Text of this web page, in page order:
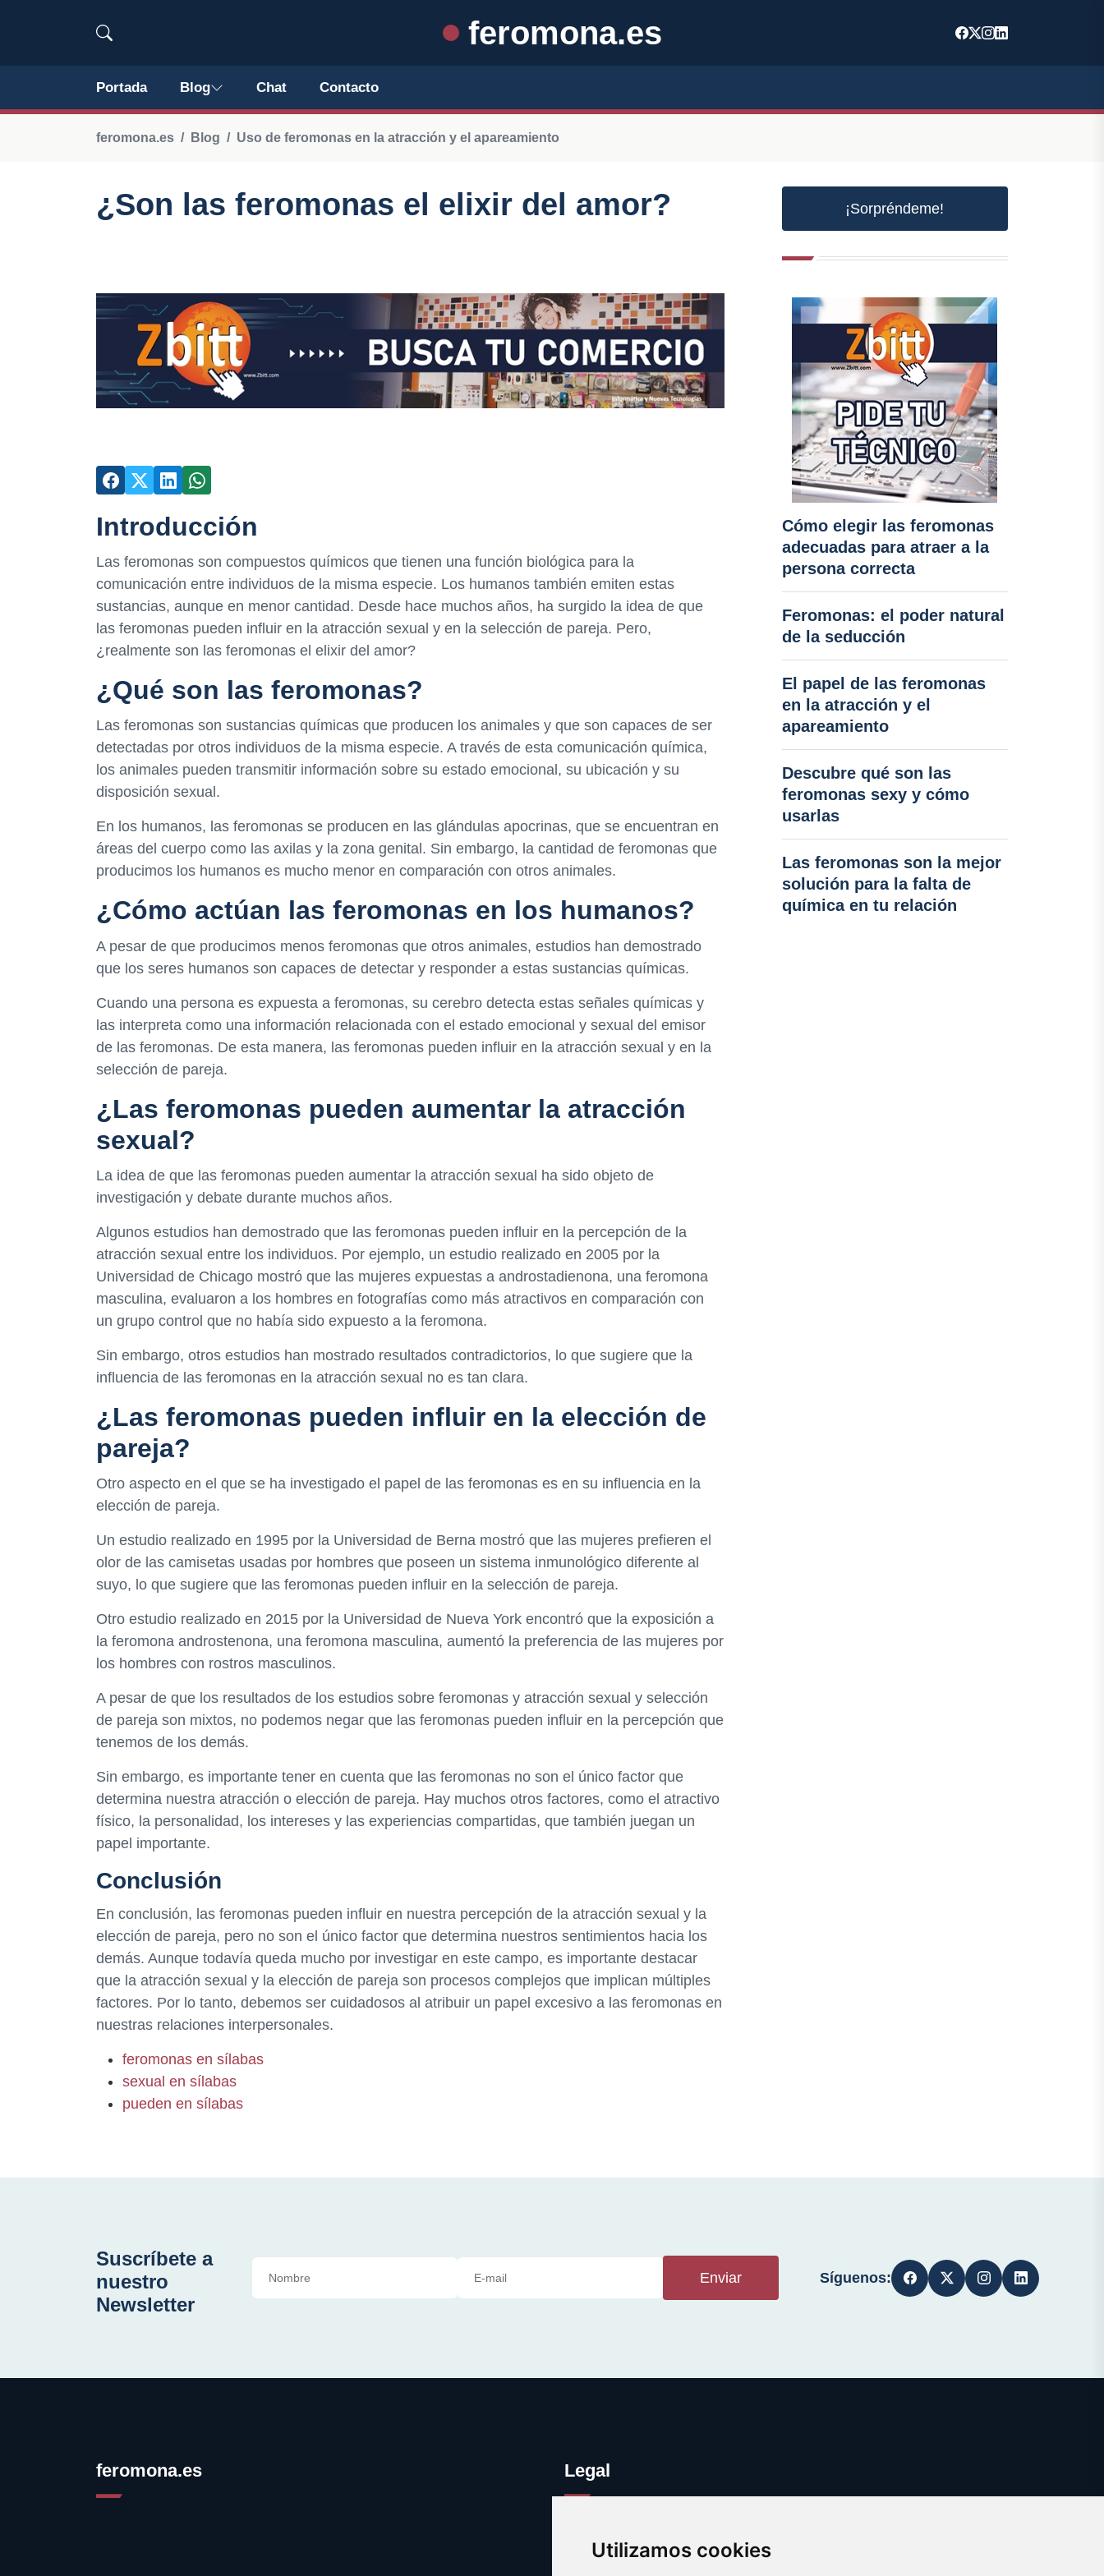
Utilizamos cookies
feromona.es
Portada Blog Chat Contacto
feromona.es Blog Uso de feromonas en la atracción y el apareamiento
¿Son las feromonas el elixir del amor?
Introducción
Las feromonas son compuestos químicos que tienen una función biológica para la
comunicación entre individuos de la misma especie. Los humanos también emiten estas
sustancias, aunque en menor cantidad. Desde hace muchos años, ha surgido la idea de que
las feromonas pueden influir en la atracción sexual y en la selección de pareja. Pero,
¿realmente son las feromonas el elixir del amor?
¿Qué son las feromonas?
Las feromonas son sustancias químicas que producen los animales y que son capaces de ser
detectadas por otros individuos de la misma especie. A través de esta comunicación química,
los animales pueden transmitir información sobre su estado emocional, su ubicación y su
disposición sexual.
En los humanos, las feromonas se producen en las glándulas apocrinas, que se encuentran en
áreas del cuerpo como las axilas y la zona genital. Sin embargo, la cantidad de feromonas que
producimos los humanos es mucho menor en comparación con otros animales.
¿Cómo actúan las feromonas en los humanos?
A pesar de que producimos menos feromonas que otros animales, estudios han demostrado
que los seres humanos son capaces de detectar y responder a estas sustancias químicas.
Cuando una persona es expuesta a feromonas, su cerebro detecta estas señales químicas y
las interpreta como una información relacionada con el estado emocional y sexual del emisor
de las feromonas. De esta manera, las feromonas pueden influir en la atracción sexual y en la
selección de pareja.
¿Las feromonas pueden aumentar la atracción
sexual?
La idea de que las feromonas pueden aumentar la atracción sexual ha sido objeto de
investigación y debate durante muchos años.
Algunos estudios han demostrado que las feromonas pueden influir en la percepción de la
atracción sexual entre los individuos. Por ejemplo, un estudio realizado en 2005 por la
Universidad de Chicago mostró que las mujeres expuestas a androstadienona, una feromona
masculina, evaluaron a los hombres en fotografías como más atractivos en comparación con
un grupo control que no había sido expuesto a la feromona.
Sin embargo, otros estudios han mostrado resultados contradictorios, lo que sugiere que la
influencia de las feromonas en la atracción sexual no es tan clara.
¿Las feromonas pueden influir en la elección de
pareja?
Otro aspecto en el que se ha investigado el papel de las feromonas es en su influencia en la
elección de pareja.
Un estudio realizado en 1995 por la Universidad de Berna mostró que las mujeres prefieren el
olor de las camisetas usadas por hombres que poseen un sistema inmunológico diferente al
suyo, lo que sugiere que las feromonas pueden influir en la selección de pareja.
Otro estudio realizado en 2015 por la Universidad de Nueva York encontró que la exposición a
la feromona androstenona, una feromona masculina, aumentó la preferencia de las mujeres por
los hombres con rostros masculinos.
A pesar de que los resultados de los estudios sobre feromonas y atracción sexual y selección
de pareja son mixtos, no podemos negar que las feromonas pueden influir en la percepción que
tenemos de los demás.
Sin embargo, es importante tener en cuenta que las feromonas no son el único factor que
determina nuestra atracción o elección de pareja. Hay muchos otros factores, como el atractivo
físico, la personalidad, los intereses y las experiencias compartidas, que también juegan un
papel importante.
Conclusión
En conclusión, las feromonas pueden influir en nuestra percepción de la atracción sexual y la
elección de pareja, pero no son el único factor que determina nuestros sentimientos hacia los
demás. Aunque todavía queda mucho por investigar en este campo, es importante destacar
que la atracción sexual y la elección de pareja son procesos complejos que implican múltiples
factores. Por lo tanto, debemos ser cuidadosos al atribuir un papel excesivo a las feromonas en
nuestras relaciones interpersonales.
feromonas en sílabas
sexual en sílabas
pueden en sílabas
¡Sorpréndeme!
Cómo elegir las feromonas
adecuadas para atraer a la
persona correcta
Feromonas: el poder natural
de la seducción
El papel de las feromonas
en la atracción y el
apareamiento
Descubre qué son las
feromonas sexy y cómo
usarlas
Las feromonas son la mejor
solución para la falta de
química en tu relación
Suscríbete a
nuestro
Newsletter
Enviar Síguenos:
feromona.es Legal
Cookies